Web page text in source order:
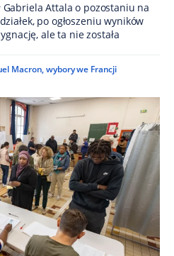
Attala o pozostaniu na
po ogłoszeniu wyników
ale ta nie została
Macron,wybory we Francji